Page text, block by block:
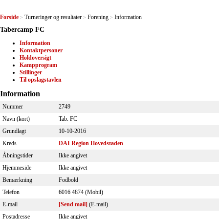
Forside > Turneringer og resultater > Forening > Information
Tabercamp FC
Information
Kontaktpersoner
Holdoversigt
Kampprogram
Stillinger
Til opslagstavlen
Information
Nummer
2749
Navn (kort)
Tab. FC
Grundlagt
10-10-2016
Kreds
DAI Region Hovedstaden
Åbningstider
Ikke angivet
Hjemmeside
Ikke angivet
Bemærkning
Fodbold
Telefon
6016 4874 (Mobil)
E-mail
[Send mail] (E-mail)
Postadresse
Ikke angivet